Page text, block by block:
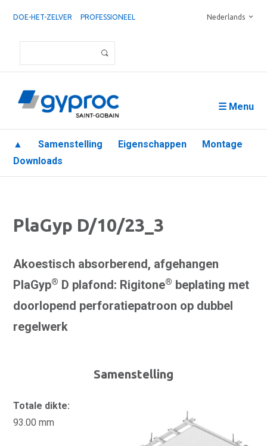
DOE-HET-ZELVER PROFESSIONEEL Nederlands
☰ Menu
▲ Samenstelling Eigenschappen
Montage
Downloads
PlaGyp D/10/23_3
Akoestisch absorberend, afgehangen
PlaGyp® D plafond: Rigitone® beplating met
doorlopend perforatiepatroon op dubbel
regelwerk
Samenstelling
Totale dikte:
93.00 mm